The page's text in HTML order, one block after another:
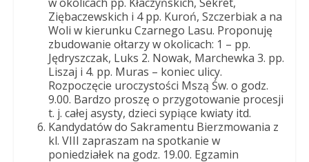
Ziębaczewskich i 4 pp. Kuroń, Szczerbiak a na
Woli w kierunku Czarnego Lasu. Proponuję
zbudowanie ołtarzy w okolicach: 1 – pp.
Jędryszczak, Luks 2. Nowak, Marchewka 3. pp.
Liszaj i 4. pp. Muras – koniec ulicy.
Rozpoczęcie uroczystości Mszą Św. o godz.
9.00. Bardzo proszę o przygotowanie procesji
t. j. całej asysty, dzieci sypiące kwiaty itd.
Kandydatów do Sakramentu Bierzmowania z
kl. VIII zapraszam na spotkanie w
poniedziałek na godz. 19.00. Egzamin